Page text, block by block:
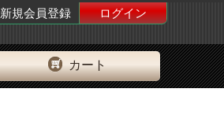
新規会員登録
ログイン
カート